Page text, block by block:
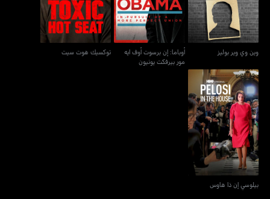
وين وي وير بوليز
أوباما: إن برسوت أوف ايه
مور بيرفكت يونيون
توكسيك هوت سيت
بيلوسي إن ذا هاوس
بيلوسي إن ذا هاوس